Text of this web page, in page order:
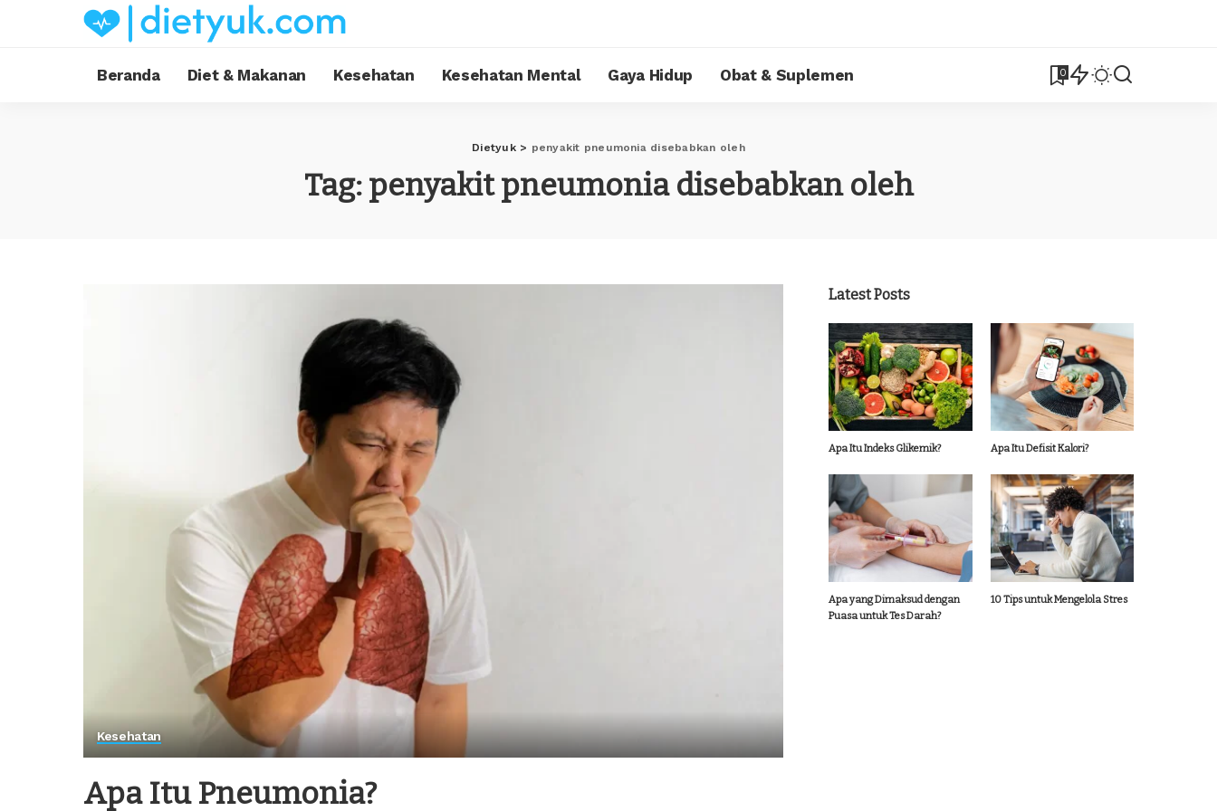
Beranda Diet & Makanan Kesehatan Kesehatan Mental Gaya Hidup Obat & Suplemen 0
Dietyuk> penyakit pneumonia disebabkan oleh
Tag:penyakit pneumonia disebabkan oleh
Kesehatan
Apa Itu Pneumonia?
Latest Posts
Apa Itu Indeks Glikemik? Apa Itu Defisit Kalori?
Apa yang Dimaksud dengan
Puasa untuk Tes Darah?
10 Tips untuk Mengelola Stres